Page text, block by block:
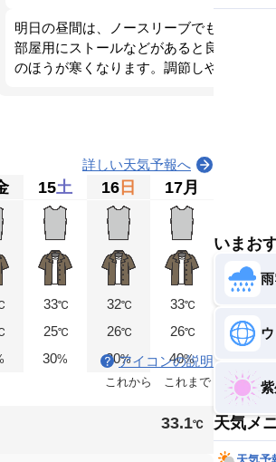
明日の昼間は、ノースリーブでも過ごせる
部屋用にストールなどがあると良いかもし
のほうが寒くなります。調節しやすい服装
詳しい天気予報へ
15土
33℃
25℃
30%
16 日
32℃
26℃
30%
17月
33℃
26℃
40%
アイコンの説明
これから これまで
33.1℃
いまお
天気メ
天気予